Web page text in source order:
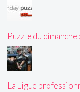
Puzzle du
La Ligue